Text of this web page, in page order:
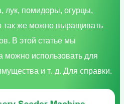
лук, помидоры, огурцы,
так же можно выращивать
В этой статье мы
можно использовать для
и т. д. Для справки.